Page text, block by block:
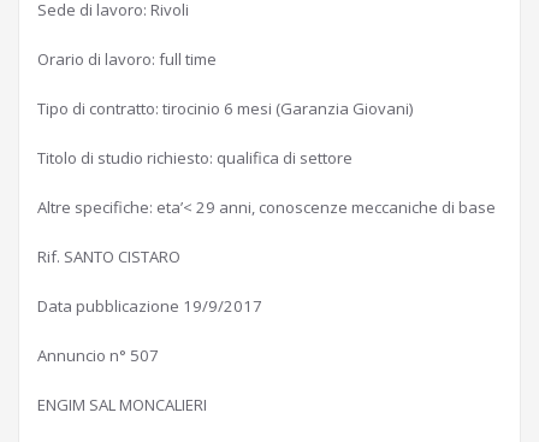
Sede di lavoro: Rivoli
Orario di lavoro: full time
Tipo di contratto: tirocinio 6 mesi (Garanzia Giovani)
Titolo di studio richiesto: qualifica di settore
Altre specifiche: eta’< 29 anni, conoscenze meccaniche di base
Rif. SANTO CISTARO
Data pubblicazione 19/9/2017
Annuncio n° 507
ENGIM SAL MONCALIERI